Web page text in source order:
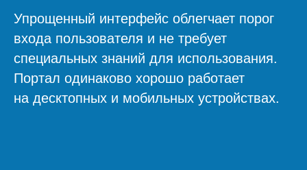
Упрощенный интерфейс облегчает порог
входа пользователя и не требует
специальных знаний для использования.
Портал одинаково хорошо работает
на десктопных и мобильных устройствах.